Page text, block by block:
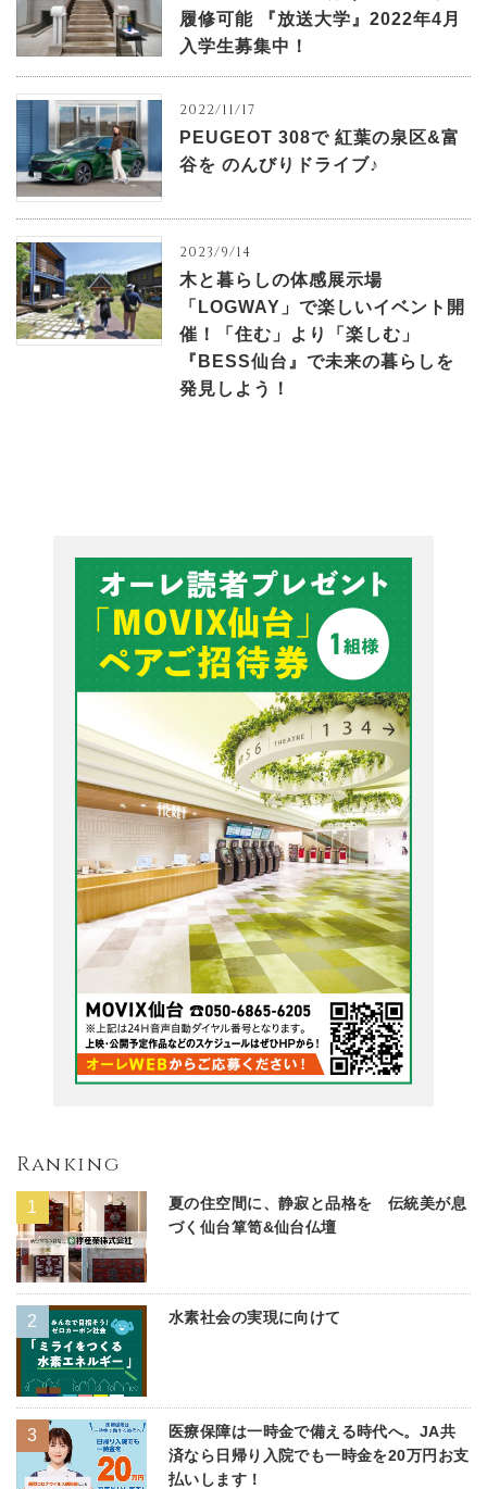
履修可能 『放送大学』2022年4月
入学生募集中！
2022/11/17
PEUGEOT 308で 紅葉の泉区&富
谷を のんびりドライブ♪
2023/9/14
木と暮らしの体感展示場
「LOGWAY」で楽しいイベント開
催！「住む」より「楽しむ」
『BESS仙台』で未来の暮らしを
発見しよう！
Ranking
夏の住空間に、静寂と品格を 伝統美が息
づく仙台箪笥&仙台仏壇
水素社会の実現に向けて
医療保障は一時金で備える時代へ。JA共
済なら日帰り入院でも一時金を20万円お支
払いします！